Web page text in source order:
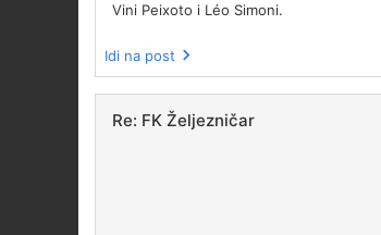
Vini Peixoto i Léo Simoni.
Idi na post
Re: FK Željezničar